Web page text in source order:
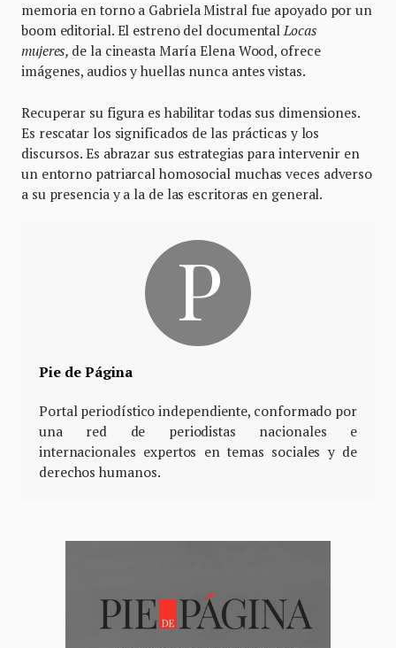
memoria en torno a Gabriela Mistral fue apoyado por un
boom editorial. El estreno del documentalLocas
mujeres, de la cineasta María Elena Wood, ofrece
imágenes, audios y huellas nunca antes vistas.
Recuperar su figura es habilitar todas sus dimensiones.
Es rescatar los significados de las prácticas y los
discursos. Es abrazar sus estrategias para intervenir en
un entorno patriarcal homosocial muchas veces adverso
a su presencia y a la de las escritoras en general.
Pie de Página
Portal periodístico independiente, conformado por
una red de periodistas nacionales e
internacionales expertos en temas sociales y de
derechos humanos.